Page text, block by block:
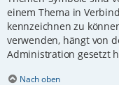
einem Thema in
kennzeichnen zu
verwenden, hängt von
Administration gesetzt
Nach oben